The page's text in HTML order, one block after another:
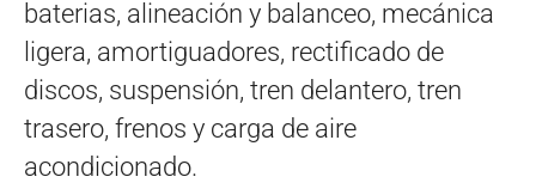
baterias, alineación y balanceo, mecánica
ligera, amortiguadores, rectificado de
discos, suspensión, tren delantero, tren
trasero, frenos y carga de aire
acondicionado.